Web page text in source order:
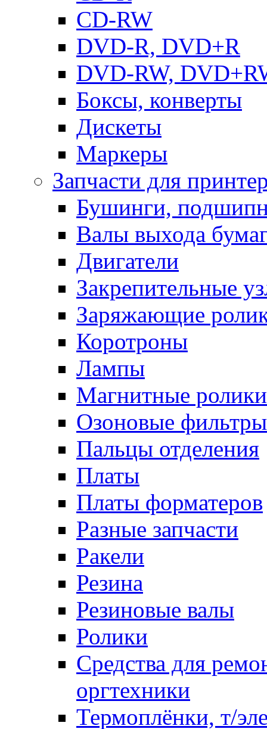
CD-RW
DVD-R, DVD+R
DVD-RW,
Боксы, конверты
Дискеты
Маркеры
Запчасти для
Бушинги,
Валы выхода
Двигатели
Закрепительные
Заряжающие
Коротроны
Лампы
Магнитные ролики
Озоновые фильтры
Пальцы отделения
Платы
Платы форматеров
Разные запчасти
Ракели
Резина
Резиновые валы
Ролики
Средства для
оргтехники
Термоплёнки, т/